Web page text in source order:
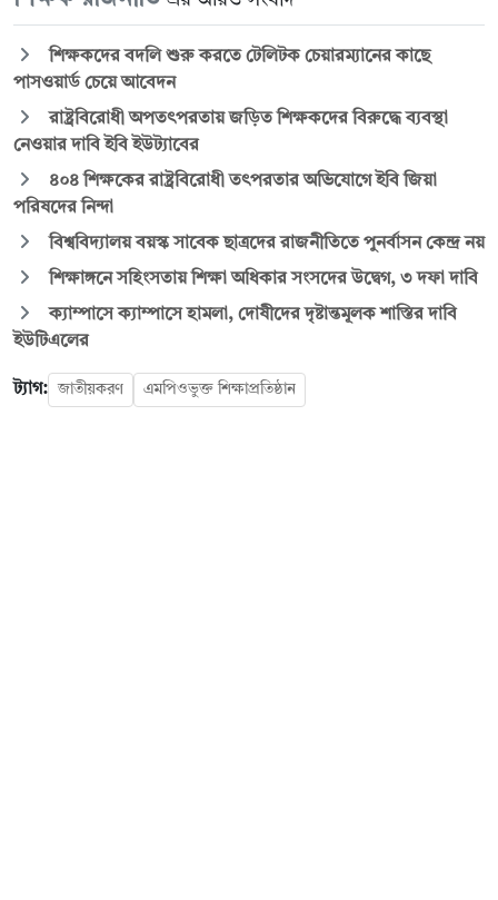
শিক্ষকদের বদলি শুরু করতে টেলিটক চেয়ারম্যানের কাছে
পাসওয়ার্ড চেয়ে আবেদন
রাষ্ট্রবিরোধী অপতৎপরতায় জড়িত শিক্ষকদের বিরুদ্ধে ব্যবস্থা
নেওয়ার দাবি ইবি ইউট্যাবের
৪০৪ শিক্ষকের রাষ্ট্রবিরোধী তৎপরতার অভিযোগে ইবি জিয়া
পরিষদের নিন্দা
বিশ্ববিদ্যালয় বয়স্ক সাবেক ছাত্রদের রাজনীতিতে পুনর্বাসন কেন্দ্র নয়
শিক্ষাঙ্গনে সহিংসতায় শিক্ষা অধিকার সংসদের উদ্বেগ, ৩ দফা দাবি
ক্যাম্পাসে ক্যাম্পাসে হামলা, দোষীদের দৃষ্টান্তমূলক শাস্তির দাবি
ইউটিএলের
ট্যাগ: জাতীয়করণ এমপিওভুক্ত শিক্ষাপ্রতিষ্ঠান